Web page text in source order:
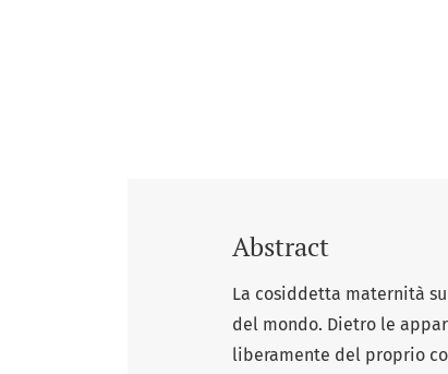
Abstract
La cosiddetta maternità
del mondo. Dietro le
liberamente del proprio